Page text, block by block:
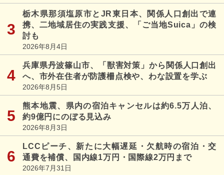
栃木県那須塩原市とJR東日本、関係人口創出で連
携、二地域居住の実践支援、「ご当地Suica」の検
討も
2026年8月4日
兵庫県丹波篠山市、「獣害対策」から関係人口創出
へ、市外在住者が防護柵点検や、わな設置を学ぶ
2026年8月5日
熊本地震、県内の宿泊キャンセルは約6.5万人泊、
約9億円にのぼる見込み
2026年8月3日
LCCピーチ、新たに大幅遅延・欠航時の宿泊・交
通費を補償、国内線1万円・国際線2万円まで
2026年7月31日